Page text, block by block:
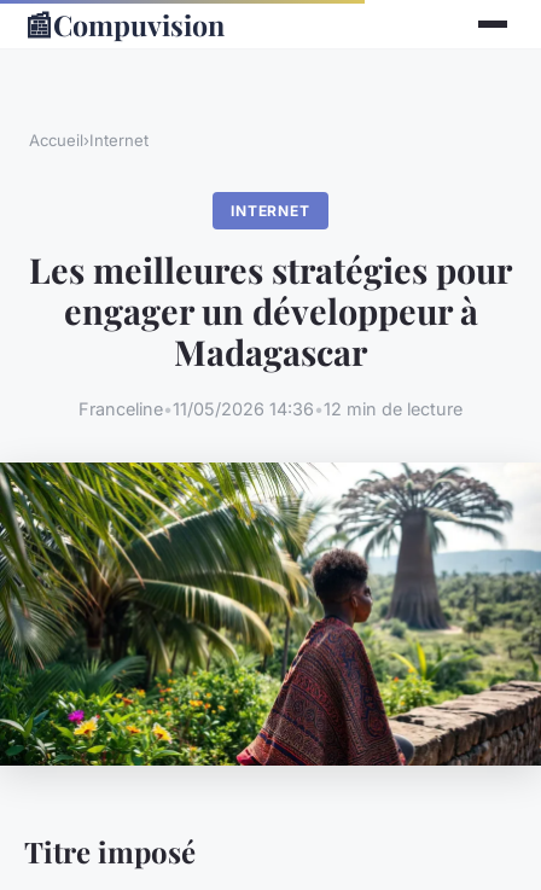
📰Compuvision
Accueil›Internet
INTERNET
Les meilleures stratégies pour
engager un développeur à
Madagascar
Franceline•11/05/2026 14:36•12 min de lecture
Titre imposé